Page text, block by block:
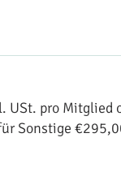
USt. pro Mitglied
Sonstige